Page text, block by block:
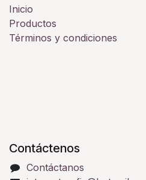
Inicio
Productos
Términos y condiciones
Contáctenos
Contáctanos